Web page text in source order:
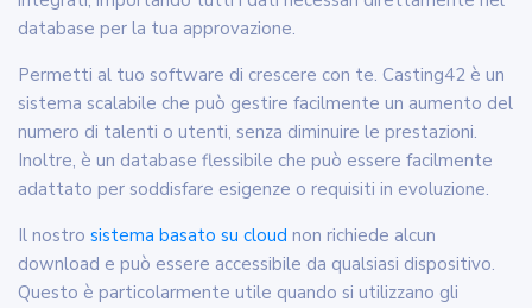
database per la tua approvazione.
Permetti al tuo software di crescere con te. Casting42 è un
sistema scalabile che può gestire facilmente un aumento del
numero di talenti o utenti, senza diminuire le prestazioni.
Inoltre, è un database flessibile che può essere facilmente
adattato per soddisfare esigenze o requisiti in evoluzione.
Il nostro sistema basato su cloud non richiede alcun
download e può essere accessibile da qualsiasi dispositivo.
Questo è particolarmente utile quando si utilizzano gli